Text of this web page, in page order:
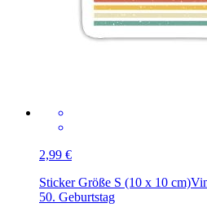
2,99 €
Sticker Größe S (10 x 10 cm)
50. Geburtstag